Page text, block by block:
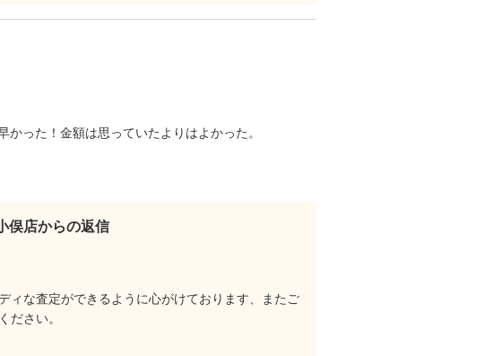
った！金額は思っていたよりはよかった。
俣店からの返信
ィな査定ができるように心がけております、またご
ださい。